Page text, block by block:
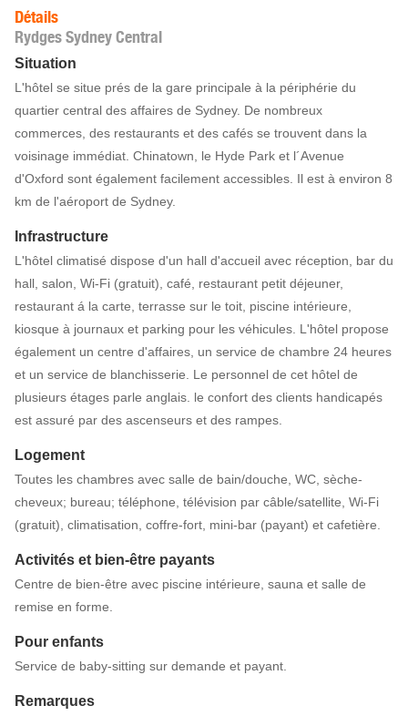
Détails
Rydges Sydney Central
Situation
L'hôtel se situe prés de la gare principale à la périphérie du
quartier central des affaires de Sydney. De nombreux
commerces, des restaurants et des cafés se trouvent dans la
voisinage immédiat. Chinatown, le Hyde Park et l´Avenue
d'Oxford sont également facilement accessibles. Il est à environ 8
km de l'aéroport de Sydney.
Infrastructure
L'hôtel climatisé dispose d'un hall d'accueil avec réception, bar du
hall, salon, Wi-Fi (gratuit), café, restaurant petit déjeuner,
restaurant á la carte, terrasse sur le toit, piscine intérieure,
kiosque à journaux et parking pour les véhicules. L'hôtel propose
également un centre d'affaires, un service de chambre 24 heures
et un service de blanchisserie. Le personnel de cet hôtel de
plusieurs étages parle anglais. le confort des clients handicapés
est assuré par des ascenseurs et des rampes.
Logement
Toutes les chambres avec salle de bain/douche, WC, sèche-
cheveux; bureau; téléphone, télévision par câble/satellite, Wi-Fi
(gratuit), climatisation, coffre-fort, mini-bar (payant) et cafetière.
Activités et bien-être payants
Centre de bien-être avec piscine intérieure, sauna et salle de
remise en forme.
Pour enfants
Service de baby-sitting sur demande et payant.
Remarques